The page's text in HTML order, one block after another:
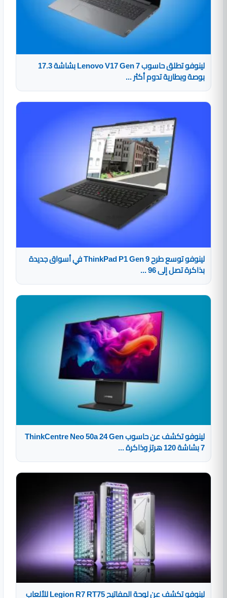
لينوفو تطلق حاسوب Lenovo V17 Gen 7 بشاشة 17.3
بوصة وبطارية تدوم أكثر ...
لينوفو توسع طرح ThinkPad P1 Gen 9 في أسواق جديدة
بذاكرة تصل إلى 96 ...
لينوفو تكشف عن حاسوب ThinkCentre Neo 50a 24 Gen
7 بشاشة 120 هرتز وذاكرة ...
لينوفو تكشف عن لوحة المفاتيح Legion R7 RT75 للألعاب